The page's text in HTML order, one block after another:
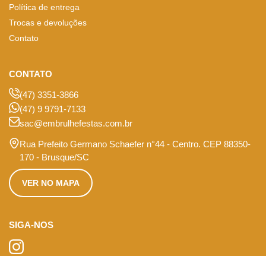
Política de entrega
Trocas e devoluções
Contato
CONTATO
(47) 3351-3866
(47) 9 9791-7133
sac@embrulhefestas.com.br
Rua Prefeito Germano Schaefer n°44 - Centro. CEP 88350-
170 - Brusque/SC
VER NO MAPA
SIGA-NOS